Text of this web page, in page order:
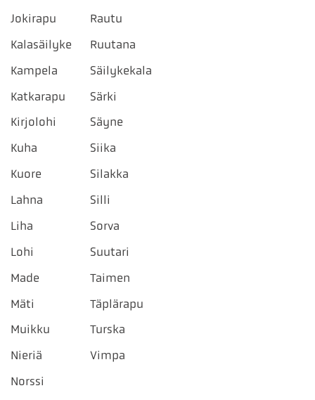
Jokirapu
Kalasäilyke
Kampela
Katkarapu
Kirjolohi
Kuha
Kuore
Lahna
Liha
Lohi
Made
Mäti
Muikku
Nieriä
Norssi
Rautu
Ruutana
Säilykekala
Särki
Säyne
Siika
Silakka
Silli
Sorva
Suutari
Taimen
Täplärapu
Turska
Vimpa